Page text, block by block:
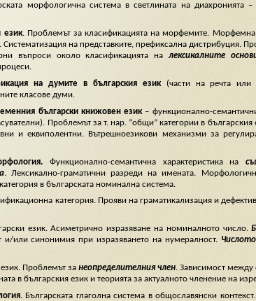
морфологична система в светлината на диахронията –
език. Проблемът за класификацията на морфемите. Морфемна
на представките, префиксална дистрибуция.
въпроси около класификацията на лексикалните
на думите в българския език(части на речта или
класове думи.
български книжовен език– функционално-
Проблемът за т. нар. “общи” категории в българския
и еквиполентни. Вътрешноезикови механизми за
Функционално-семантична характеристика на
. Лексикално-граматични разреди на имената.
в българската номинална система.
категория. Прояви на граматикализация и
език. Асиметрично изразяване на номиналното число.
и/или синонимия при изразяването на нумералност.
Проблемът за неопределителния член. Зависимост между
в българския език и теорията за актуалното членение на
. Българската глаголна система в общославянски